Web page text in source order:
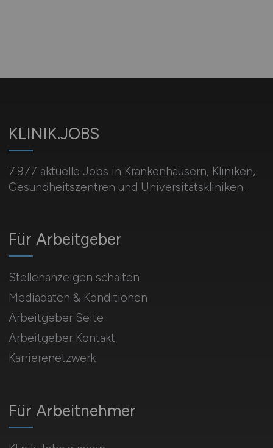
KLINIK.JOBS
7.977 aktuelle Jobs in Krankenhäusern, Kliniken,
Gesundheitszentren und Universitätskliniken.
Für Arbeitnehmer
Für Arbeitgeber
Stellenanzeigen schalten
Mediadaten & Konditionen
Arbeitgeber Seite
Arbeitgeber Kontakt
Karrierenetzwerk